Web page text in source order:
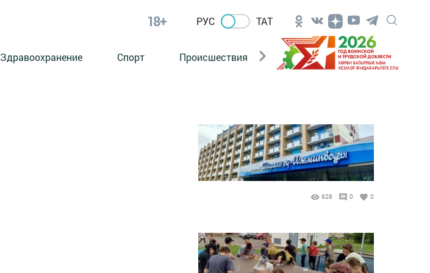
18+ РУС ТАТ
Здравоохранение Спорт Происшествия Новости Госавтоинспекции
928 0 0